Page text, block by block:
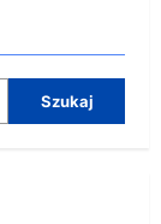
Szukaj